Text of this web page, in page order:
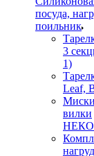
посуда,
поильник
3
1)
Leaf,
вилки